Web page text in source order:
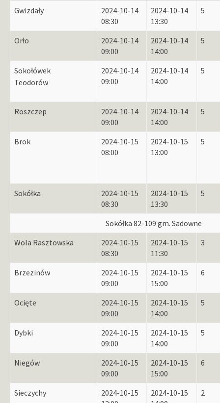
Gwizdały
2024-10-14
08:30
2024-10-14
13:30
5
Orło
2024-10-14
09:00
2024-10-14
14:00
5
Sokołówek
Teodorów
2024-10-14
09:00
2024-10-14
14:00
5
Roszczep
2024-10-14
09:00
2024-10-14
14:00
5
Brok
2024-10-15
08:00
2024-10-15
13:00
5
Sokółka
2024-10-15
08:30
2024-10-15
13:30
5
Sokółka 82-109 gm. Sadowne
Wola Rasztowska
2024-10-15
08:30
2024-10-15
11:30
3
Brzezinów
2024-10-15
09:00
2024-10-15
15:00
6
Ocięte
2024-10-15
09:00
2024-10-15
14:00
5
Dybki
2024-10-15
09:00
2024-10-15
14:00
5
Niegów
2024-10-15
09:00
2024-10-15
15:00
6
Sieczychy
2024-10-15
2024-10-15
2